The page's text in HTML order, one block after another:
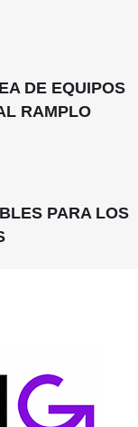
DE EQUIPOS
RAMPLO
PARA LOS